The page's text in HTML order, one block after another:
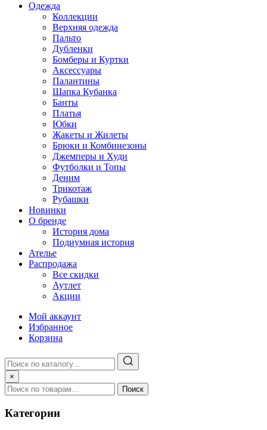
Одежда
Коллекции
Верхняя одежда
Пальто
Дубленки
Бомберы и Куртки
Аксессуары
Палантины
Шапка Кубанка
Банты
Платья
Юбки
Жакеты и Жилеты
Брюки и Комбинезоны
Джемперы и Худи
Футболки и Топы
Деним
Трикотаж
Рубашки
Новинки
О бренде
История дома
Подиумная история
Ателье
Распродажа
Все скидки
Аутлет
Акции
Мой аккаунт
Избранное
Корзина
×
Поиск
Категории